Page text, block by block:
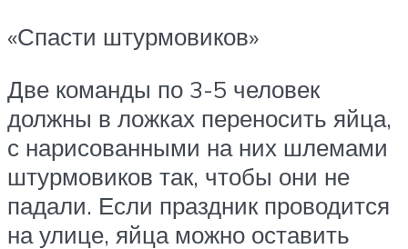
«Спасти штурмовиков»
Две команды по 3-5 человек
должны в ложках переносить яйца,
с нарисованными на них шлемами
штурмовиков так, чтобы они не
падали. Если праздник проводится
на улице, яйца можно оставить